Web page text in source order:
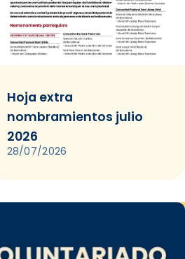
Hoja extra
nombramientos julio
2026
28/07/2026